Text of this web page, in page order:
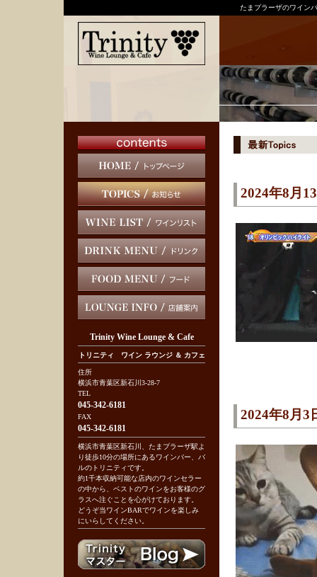
たまプラーザのワイン
Trinity Wine Lounge & Cafe
トリニティ ワイン ラウンジ ＆ カフェ
住所
横浜市青葉区新石川3-28-7
TEL
045-342-6181
FAX
045-342-6181
横浜市青葉区新石川、たまプラーザ駅よ
り徒歩10分の場所にあるワインバー、バ
ルのトリニティです。
約1千本収納可能な店内のワインセラー
の中から、ベストのワインをお客様のグ
ラスへ注ぐことを心がけております。
どうぞ当ワインBARでワインを楽しみ
にいらしてください。
2024年8月
2024年8月3